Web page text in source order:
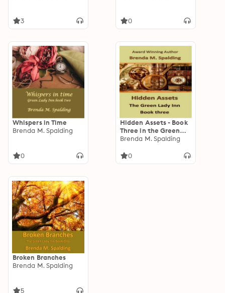
3 0
Whispers in Time
Brenda M. Spalding
0
Hidden Assets - Book
Three in the Green
Lady Inn Series
Brenda M. Spalding
0
Broken Branches
Brenda M. Spalding
5